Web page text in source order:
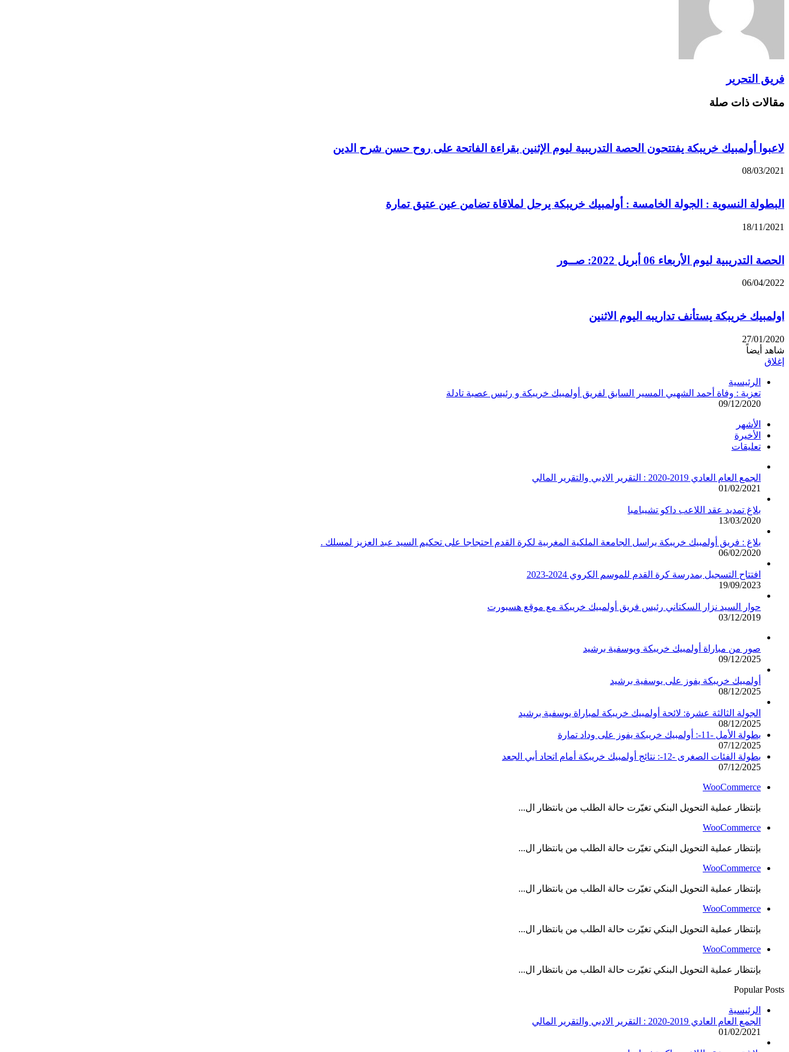
فريق التحرير
مقالات ذات صلة
لاعبوا أولمبيك خريبكة يفتتحون الحصة التدريبية ليوم الإثنين بقراءة الفاتحة على روح حسن شرح الدين
08/03/2021
البطولة النسوية : الجولة الخامسة : أولمبيك خريبكة يرحل لملاقاة تضامن عين عتيق تمارة
18/11/2021
الحصة التدريبية ليوم الأربعاء 06 أبريل 2022: صــور
06/04/2022
اولمبيك خريبكة يستأنف تداريبه اليوم الاثنين
27/01/2020
شاهد أيضاً
إغلاق
الرئيسية
تعزية : وفاة أحمد الشهبي المسير السابق لفريق أولمبيك خريبكة و رئيس عصبة تادلة
09/12/2020
الأشهر
الأخيرة
تعليقات
الجمع العام العادي 2019-2020 : التقرير الادبي والتقرير المالي
01/02/2021
بلاغ تمديد عقد اللاعب داكو تشيبامبا
13/03/2020
بلاغ : فريق أولمبيك خريبكة يراسل الجامعة الملكية المغربية لكرة القدم احتجاجا على تحكيم السيد عبد العزيز لمسلك .
06/02/2020
افتتاح التسجيل بمدرسة كرة القدم للموسم الكروي 2024-2023
19/09/2023
حوار السيد نزار السكتاني رئيس فريق أولمبيك خريبكة مع موقع هسبورت
03/12/2019
صور من مباراة أولمبيك خريبكة ويوسفية برشيد
09/12/2025
أولمبيك خريبكة يفوز على يوسفية برشيد
08/12/2025
الجولة الثالثة عشرة: لائحة أولمبيك خريبكة لمباراة يوسفية برشيد
08/12/2025
بطولة الأمل -11-: أولمبيك خريبكة يفوز على وداد تمارة
07/12/2025
بطولة الفئات الصغرى -12-: نتائج أولمبيك خريبكة أمام اتحاد أبي الجعد
07/12/2025
WooCommerce
بإنتظار عملية التحويل البنكي تغيّرت حالة الطلب من بانتظار ال...
WooCommerce
بإنتظار عملية التحويل البنكي تغيّرت حالة الطلب من بانتظار ال...
WooCommerce
بإنتظار عملية التحويل البنكي تغيّرت حالة الطلب من بانتظار ال...
WooCommerce
بإنتظار عملية التحويل البنكي تغيّرت حالة الطلب من بانتظار ال...
WooCommerce
بإنتظار عملية التحويل البنكي تغيّرت حالة الطلب من بانتظار ال...
Popular Posts
الرئيسية
الجمع العام العادي 2019-2020 : التقرير الادبي والتقرير المالي
01/02/2021